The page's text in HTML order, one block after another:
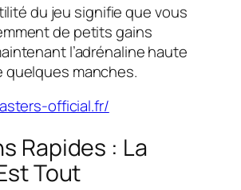
du jeu signifie que vous
de petits gains
l’adrénaline haute
quelques manches.
official.fr/
Rapides : La
Tout